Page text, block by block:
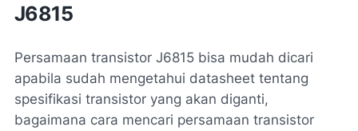
J6815
Persamaan transistor J6815 bisa mudah dicari
apabila sudah mengetahui datasheet tentang
spesifikasi transistor yang akan diganti,
bagaimana cara mencari persamaan transistor